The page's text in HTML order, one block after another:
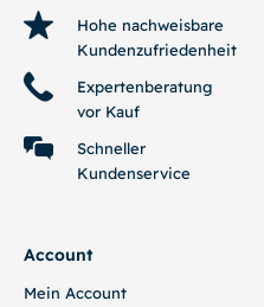
Hohe nachweisbare
Kundenzufriedenheit
Expertenberatung
vor Kauf
Schneller
Kundenservice
Account
Mein Account